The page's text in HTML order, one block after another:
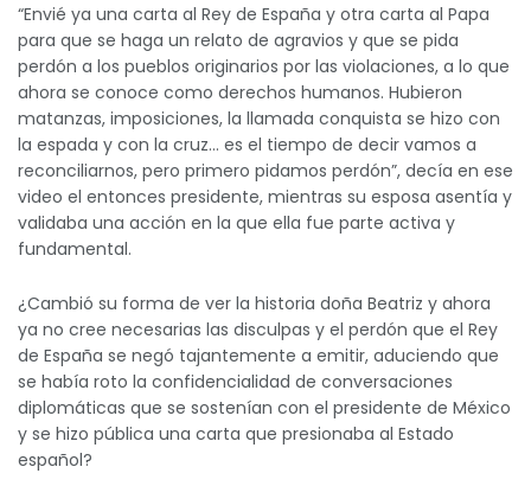
“Envié ya una carta al Rey de España y otra carta al Papa
para que se haga un relato de agravios y que se pida
perdón a los pueblos originarios por las violaciones, a lo que
ahora se conoce como derechos humanos. Hubieron
matanzas, imposiciones, la llamada conquista se hizo con
la espada y con la cruz… es el tiempo de decir vamos a
reconciliarnos, pero primero pidamos perdón”, decía en ese
video el entonces presidente, mientras su esposa asentía y
validaba una acción en la que ella fue parte activa y
fundamental.
¿Cambió su forma de ver la historia doña Beatriz y ahora
ya no cree necesarias las disculpas y el perdón que el Rey
de España se negó tajantemente a emitir, aduciendo que
se había roto la confidencialidad de conversaciones
diplomáticas que se sostenían con el presidente de México
y se hizo pública una carta que presionaba al Estado
español?